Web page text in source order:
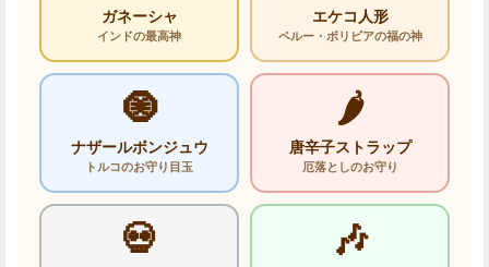
ガネーシャ
インドの最高神
エケコ人形
ペルー・ボリビアの福の神
🧿
ナザールボンジュウ
トルコのお守り目玉
🌶️
唐辛子ストラップ
厄落としのお守り
💀 🎶